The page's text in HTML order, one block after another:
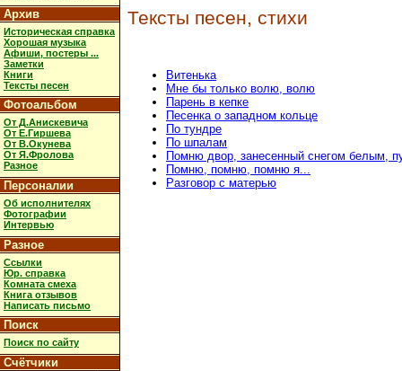
Архив
Историческая справка
Хорошая музыка
Афиши, постеры ...
Заметки
Книги
Тексты песен
Фотоальбом
От Д.Анискевича
От Е.Гиршева
От В.Окунева
От Я.Фролова
Разное
Персоналии
Об исполнителях
Фотографии
Интервью
Разное
Ссылки
Юр. справка
Комната смеха
Книга отзывов
Написать письмо
Поиск
Поиск по сайту
Счётчики
Тексты песен, стихи
Витенька
Мне бы только волю, волю
Парень в кепке
Песенка о западном кольце
По тундре
По шпалам
Помню двор, занесенный снегом белым,
Помню, помню, помню я...
Разговор с матерью